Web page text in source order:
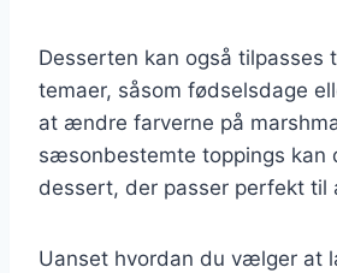
Desserten kan også tilpasses
temaer, såsom fødselsdage
at ændre farverne på
sæsonbestemte toppings kan
dessert, der passer perfekt til
Uanset hvordan du vælger at